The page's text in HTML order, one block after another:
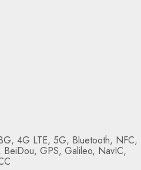
4G LTE, 5G, Bluetooth, NFC,
BeiDou, GPS, Galileo, NavIC,